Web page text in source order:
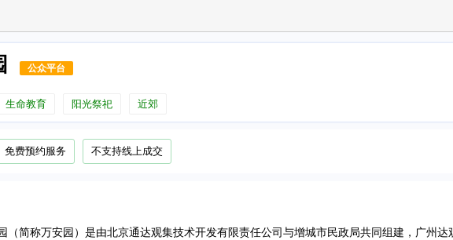
公众平台
生命教育 阳光祭祀 近郊
免费预约服务 不支持线上成交
（简称万安园）是由北京通达观集技术开发有限责任公司与增城市民政局共同组建，广州达